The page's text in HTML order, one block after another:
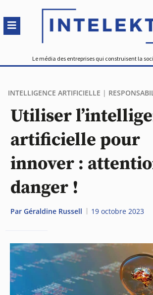
Le média des entreprises qui construisent la
INTELLIGENCE ARTIFICIELLE |
Utiliser
artificielle pour
innover :
danger !
Par Géraldine Russell 19 octobre 2023